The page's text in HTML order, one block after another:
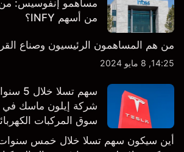
مساهمو إنفوسيس:
من أسهم INFY؟
من هم المساهمون الرئيسيون وصناع
14:25, 8 مايو 2024
سهم
شركة إيلون ماسك في
سوق المركبات
أين سيكون سهم تسلا خلال خمس